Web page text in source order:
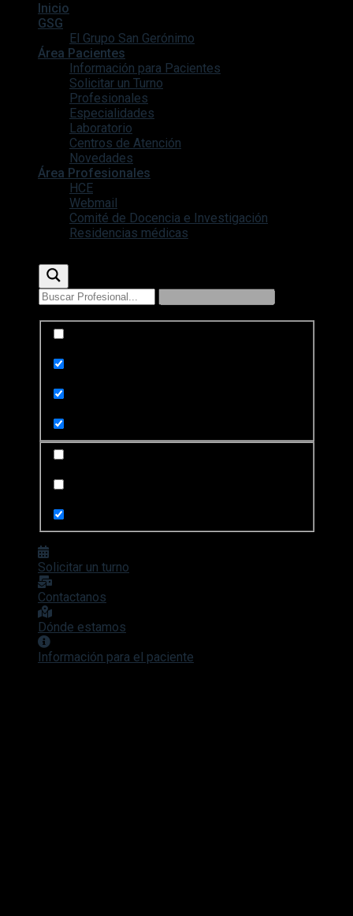
Inicio
GSG
El Grupo San Gerónimo
Área Pacientes
Información para Pacientes
Solicitar un Turno
Profesionales
Especialidades
Laboratorio
Centros de Atención
Novedades
Área Profesionales
HCE
Webmail
Comité de Docencia e Investigación
Residencias médicas
Solicitar un turno
Contactanos
Dónde estamos
Información para el paciente